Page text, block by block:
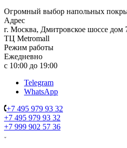
Огромный выбор напольных
Адрес
г. Москва, Дмитровское шоссе дом
ТЦ Metromall
Режим работы
Ежедневно
с 10:00 до 19:00
Telegram
WhatsApp
+7 495 979 93 32
+7 495 979 93 32
+7 999 902 57 36